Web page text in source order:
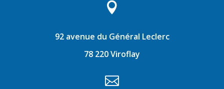

92 avenue du Général Leclerc
78 220 Viroflay
